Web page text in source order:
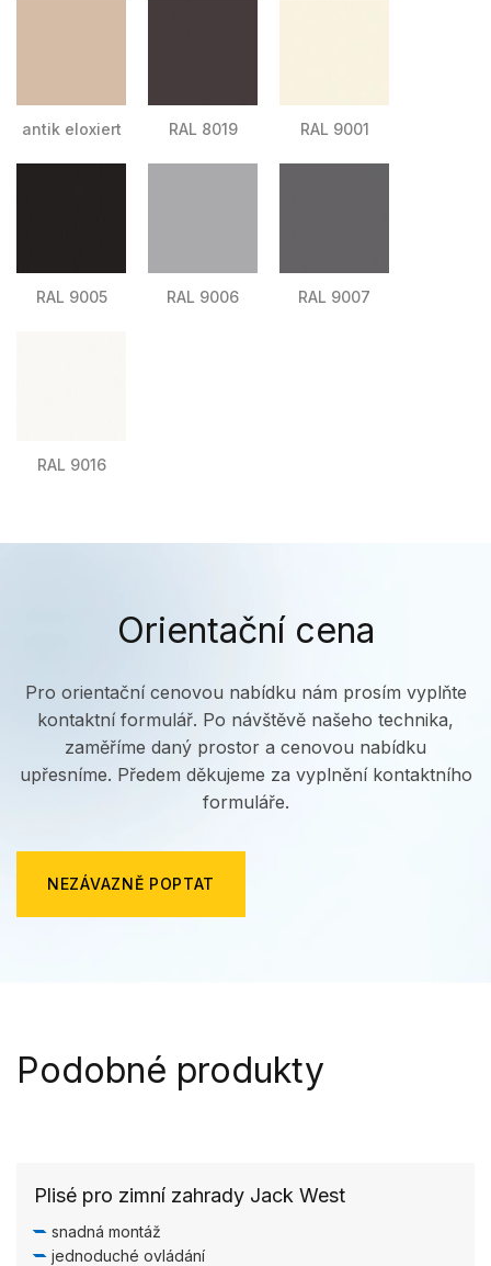
antik eloxiert RAL 8019 RAL 9001
RAL 9005 RAL 9006 RAL 9007
RAL 9016
Orientační cena
Pro orientační cenovou nabídku nám prosím vyplňte
kontaktní formulář. Po návštěvě našeho technika,
zaměříme daný prostor a cenovou nabídku
upřesníme. Předem děkujeme za vyplnění kontaktního
formuláře.
NEZÁVAZNĚ POPTAT
Podobné produkty
Plisé pro zimní zahrady Jack West
snadná montáž
jednoduché ovládání